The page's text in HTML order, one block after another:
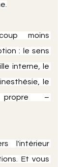
moins
: le sens
interne, le
le
–
l'intérieur
Et vous